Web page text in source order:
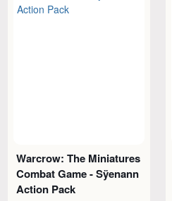
Warcrow: The Miniatures
Combat Game - Sÿenann
Action Pack